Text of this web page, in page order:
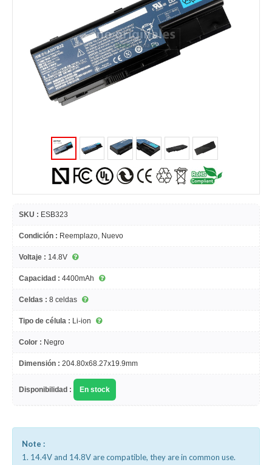
SKU : ESB323
Condición : Reemplazo, Nuevo
Voltaje : 14.8V
Capacidad : 4400mAh
Celdas : 8 celdas
Tipo de célula : Li-ion
Color : Negro
Dimensión : 204.80x68.27x19.9mm
Disponibilidad : En stock
Note :
1. 14.4V and 14.8V are compatible, they are in common use.